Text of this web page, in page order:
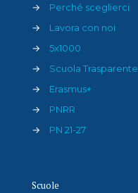
→
Perché sceglierci
→
Lavora con noi
→
5x1000
→
Scuola Trasparente
→
Erasmus+
→
PNRR
→
PN 21-27
Scuole